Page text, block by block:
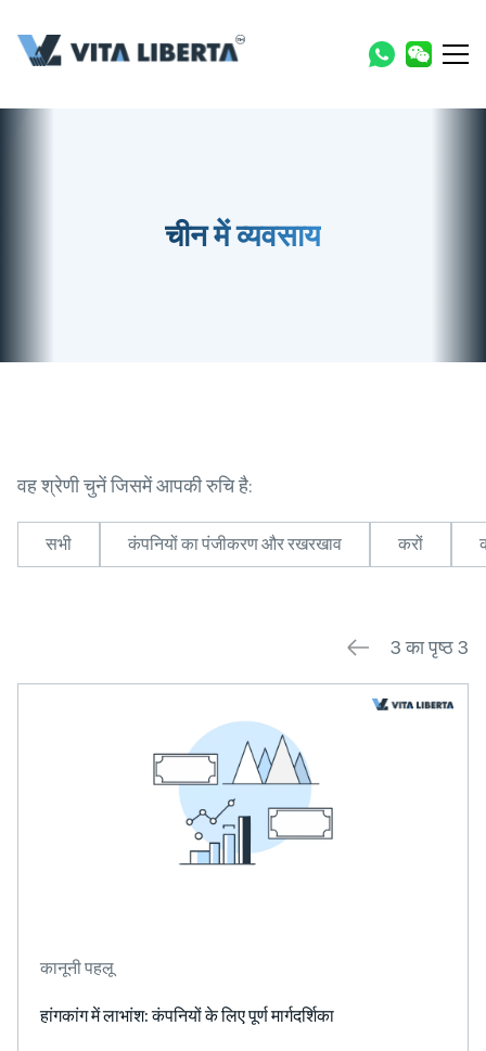
चीन में व्यवसाय
वह श्रेणी चुनें जिसमें आपकी रुचि है:
सभी कंपनियों का पंजीकरण और रखरखाव करों
3 का पृष्ठ 3
कानूनी पहलू
हांगकांग में लाभांश: कंपनियों के लिए पूर्ण मार्गदर्शिका